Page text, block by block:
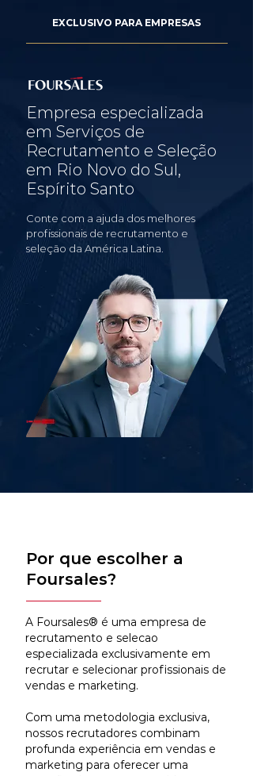
EXCLUSIVO PARA EMPRESAS
Empresa especializada
em Serviços de
Recrutamento e Seleção
em Rio Novo do Sul,
Espírito Santo
Conte com a ajuda dos melhores
profissionais de recrutamento e
seleção da América Latina.
Por que escolher a
Foursales?
A Foursales® é uma empresa de
recrutamento e selecao
especializada exclusivamente em
recrutar e selecionar profissionais de
vendas e marketing.
Com uma metodologia exclusiva,
nossos recrutadores combinam
profunda experiência em vendas e
marketing para oferecer uma